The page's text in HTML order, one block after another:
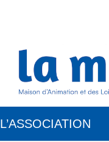
L’ASSOCIATION